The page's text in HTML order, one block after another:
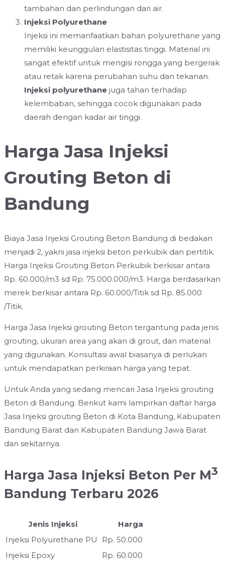
tambahan dan perlindungan dari air.
Injeksi Polyurethane
Injeksi ini memanfaatkan bahan polyurethane yang
memiliki keunggulan elastisitas tinggi. Material ini
sangat efektif untuk mengisi rongga yang bergerak
atau retak karena perubahan suhu dan tekanan.
Injeksi polyurethane juga tahan terhadap
kelembaban, sehingga cocok digunakan pada
daerah dengan kadar air tinggi.
Harga Jasa Injeksi
Grouting Beton di
Bandung
Biaya Jasa Injeksi Grouting Beton Bandung di bedakan
menjadi 2, yakni jasa injeksi beton perkubik dan pertitik.
Harga Injeksi Grouting Beton Perkubik berkisar antara
Rp. 60.000/m3 sd Rp. 75.000.000/m3. Harga berdasarkan
merek berkisar antara Rp. 60.000/Titik sd Rp. 85.000
/Titik.
Harga Jasa Injeksi grouting Beton tergantung pada jenis
grouting, ukuran area yang akan di grout, dan material
yang digunakan. Konsultasi awal biasanya di perlukan
untuk mendapatkan perkiraan harga yang tepat.
Untuk Anda yang sedang mencari Jasa Injeksi grouting
Beton di Bandung. Berikut kami lampirkan daftar harga
Jasa Injeksi grouting Beton di Kota Bandung, Kabupaten
Bandung Barat dan Kabupaten Bandung Jawa Barat
dan sekitarnya.
Harga Jasa Injeksi Beton Per M3
Bandung Terbaru 2026
Jenis Injeksi
Harga
Injeksi Polyurethane PU
Rp. 50.000
Injeksi Epoxy
Rp. 60.000